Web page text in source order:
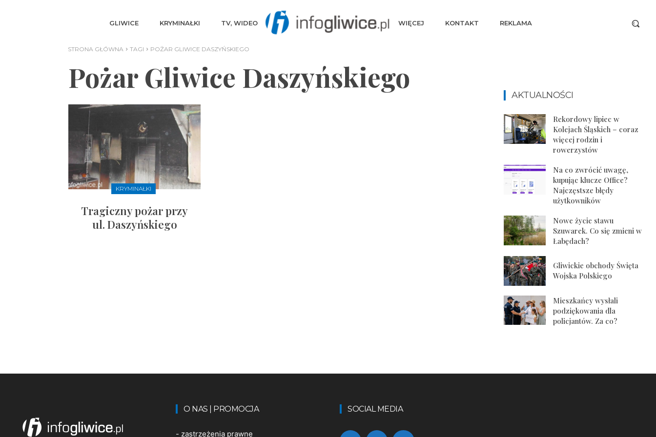
GLIWICE KRYMINAŁKI TV, WIDEO WIĘCEJ KONTAKT REKLAMA
STRONA GŁÓWNA TAGI POŻAR GLIWICE DASZYŃSKIEGO
Pożar Gliwice Daszyńskiego
KRYMINAŁKI
Tragiczny pożar przy
ul. Daszyńskiego
AKTUALNOŚCI
Rekordowy lipiec w
Kolejach Śląskich – coraz
więcej rodzin i
rowerzystów
Na co zwrócić uwagę,
kupując klucze Office?
Najczęstsze błędy
użytkowników
Nowe życie stawu
Szuwarek. Co się zmieni w
Łabędach?
Gliwickie obchody Święta
Wojska Polskiego
Mieszkańcy wysłali
podziękowania dla
policjantów. Za co?
O NAS | PROMOCJA
- zastrzeżenia prawne
SOCIAL MEDIA